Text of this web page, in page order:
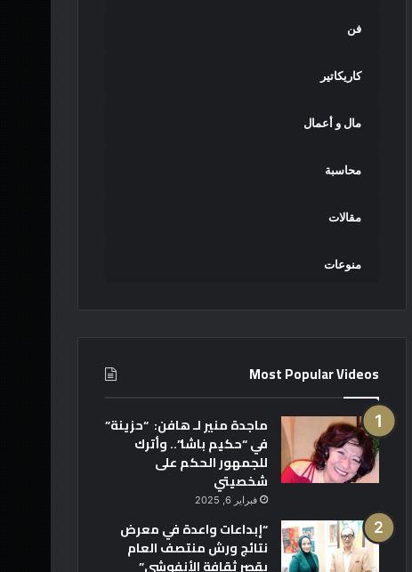
فن
كاريكاتير
مال و أعمال
محاسبة
مقالات
منوعات
Most Popular Videos
ماجدة منير لـ هافن: “حزينة”
في “حكيم باشا”.. وأترك
للجمهور الحكم على
شخصيتي
فبراير 6, 2025
“إبداعات واعدة في معرض
نتائج ورش منتصف العام
بقصر ثقافة الأنفوشي”